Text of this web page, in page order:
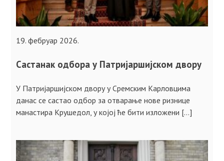
19. фебруар 2026.
Састанак одбора у Патријаршијском двору
У Патријаршијском двору у Сремским Карловцима
данас се састао одбор за отварање нове ризнице
манастира Крушедол, у којој ће бити изложени […]